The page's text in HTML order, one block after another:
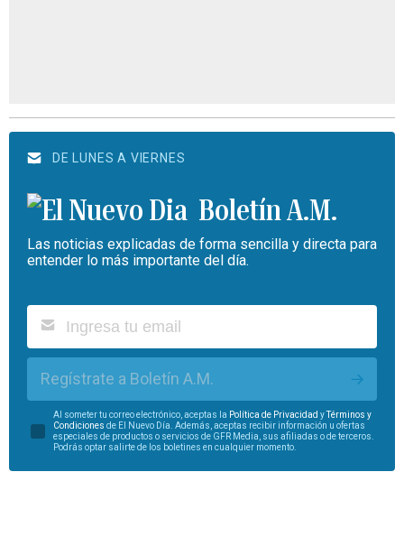
DE LUNES A VIERNES
Boletín A.M.
Las noticias explicadas de forma sencilla y directa para
entender lo más importante del día.
Regístrate a Boletín A.M.
Al someter tu correo electrónico, aceptas la Política de Privacidad y
Términos y
Condiciones de El Nuevo Día. Además, aceptas recibir información u ofertas
especiales de productos o servicios de GFR Media, sus afiliadas o de terceros.
Podrás optar salirte de los boletines en cualquier momento.